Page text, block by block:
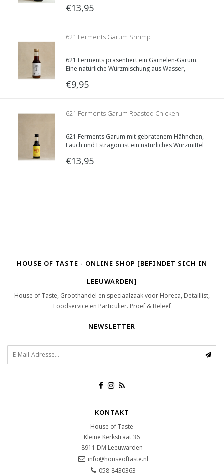
aus upcycelten und bewusst ausgewählten
€13,95
621 Ferments Garum Shrimp
621 Ferments präsentiert ein Garnelen-Garum.
Eine natürliche Würzmischung aus Wasser,
Kichererbsen-Koji.
€9,95
621 Ferments Garum Roasted Chicken
621 Ferments Garum mit gebratenem Hähnchen,
Lauch und Estragon ist ein natürliches Würzmittel
€13,95
HOUSE OF TASTE - ONLINE SHOP [BEFINDET SICH IN
LEEUWARDEN]
House of Taste, Groothandel en speciaalzaak voor Horeca, Detaillist,
Foodservice en Particulier. Proef & Beleef
NEWSLETTER
KONTAKT
House of Taste
Kleine Kerkstraat 36
8911 DM Leeuwarden
info@houseoftaste.nl
058-8430363